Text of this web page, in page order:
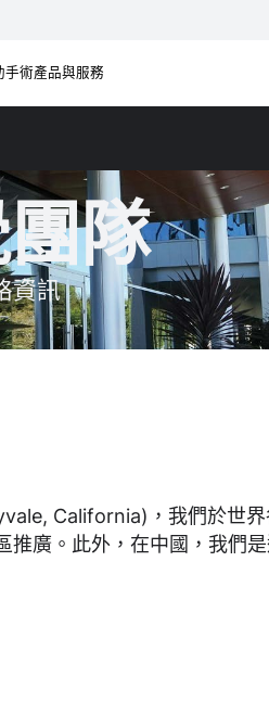
手術產品與服務
隊
資訊
California) ，我們於世
廣。此外，在中國，我們